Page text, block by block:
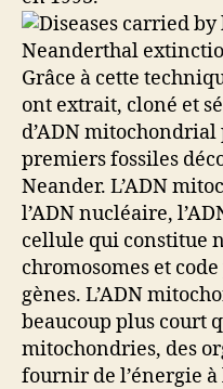
Grâce à cette
ont extrait, cloné et
d’ADN mitochondrial
premiers fossiles
Neander. L’ADN
l’ADN nucléaire,
cellule qui constitue
chromosomes et
gènes. L’ADN
beaucoup plus court
mitochondries, des
fournir de l’énergie